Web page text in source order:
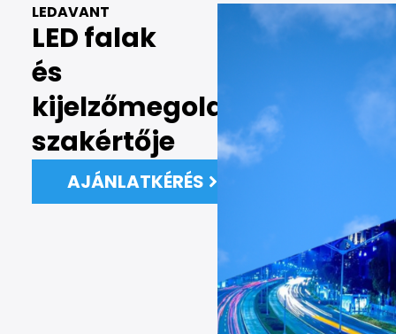
LEDAVANT
LED falak
és
kijelzőmegoldások
szakértője
AJÁNLATKÉRÉS